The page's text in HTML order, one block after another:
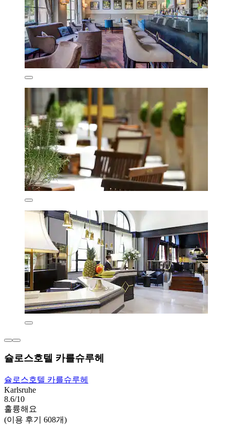
슐로스호텔 카를슈루헤
슐로스호텔 카를슈루헤
Karlsruhe
8.6/10
훌륭해요
(이용 후기 608개)